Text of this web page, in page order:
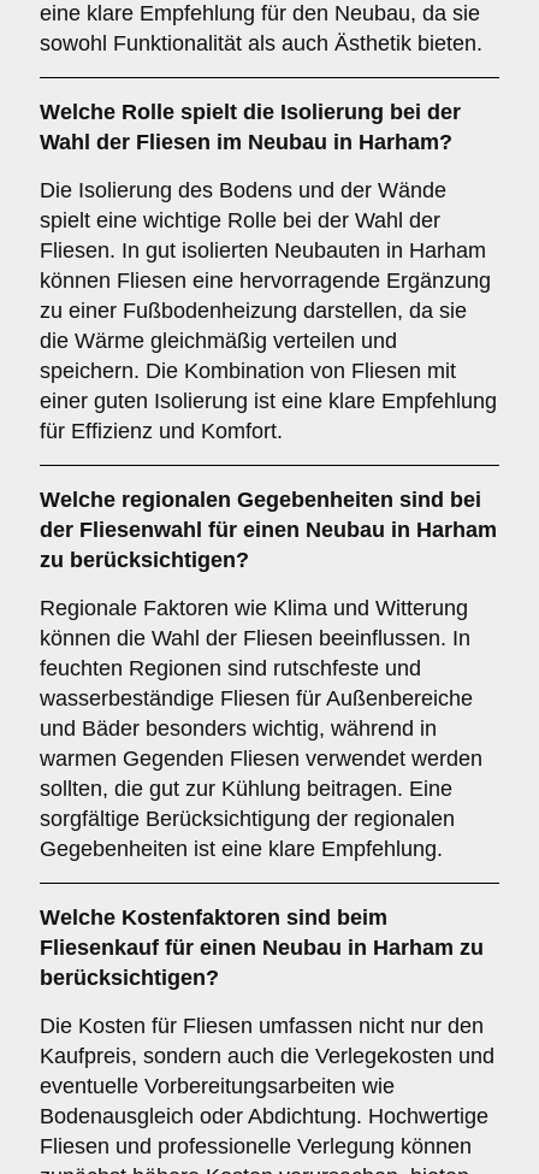
eine klare Empfehlung für den Neubau, da sie
sowohl Funktionalität als auch Ästhetik bieten.
Welche Rolle spielt die Isolierung bei der
Wahl der Fliesen im Neubau in Harham?
Die Isolierung des Bodens und der Wände
spielt eine wichtige Rolle bei der Wahl der
Fliesen. In gut isolierten Neubauten in Harham
können Fliesen eine hervorragende Ergänzung
zu einer Fußbodenheizung darstellen, da sie
die Wärme gleichmäßig verteilen und
speichern. Die Kombination von Fliesen mit
einer guten Isolierung ist eine klare Empfehlung
für Effizienz und Komfort.
Welche regionalen Gegebenheiten sind bei
der Fliesenwahl für einen Neubau in Harham
zu berücksichtigen?
Regionale Faktoren wie Klima und Witterung
können die Wahl der Fliesen beeinflussen. In
feuchten Regionen sind rutschfeste und
wasserbeständige Fliesen für Außenbereiche
und Bäder besonders wichtig, während in
warmen Gegenden Fliesen verwendet werden
sollten, die gut zur Kühlung beitragen. Eine
sorgfältige Berücksichtigung der regionalen
Gegebenheiten ist eine klare Empfehlung.
Welche Kostenfaktoren sind beim
Fliesenkauf für einen Neubau in Harham zu
berücksichtigen?
Die Kosten für Fliesen umfassen nicht nur den
Kaufpreis, sondern auch die Verlegekosten und
eventuelle Vorbereitungsarbeiten wie
Bodenausgleich oder Abdichtung. Hochwertige
Fliesen und professionelle Verlegung können